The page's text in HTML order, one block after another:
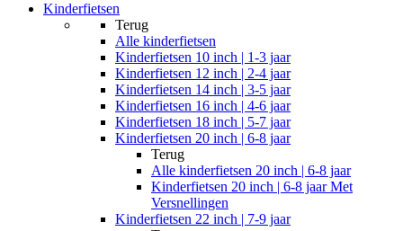
Kinderfietsen
Terug
Alle kinderfietsen
Kinderfietsen 10 inch | 1-3 jaar
Kinderfietsen 12 inch | 2-4 jaar
Kinderfietsen 14 inch | 3-5 jaar
Kinderfietsen 16 inch | 4-6 jaar
Kinderfietsen 18 inch | 5-7 jaar
Kinderfietsen 20 inch | 6-8 jaar
Terug
Alle kinderfietsen 20 inch | 6-8 jaar
Kinderfietsen 20 inch | 6-8 jaar Met
Versnellingen
Kinderfietsen 22 inch | 7-9 jaar